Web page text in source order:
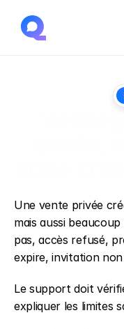
Une vente privée
mais aussi
pas, accès refusé,
expire, invitation
Le support doit
expliquer les limites